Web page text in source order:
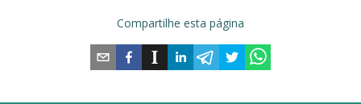
Compartilhe esta página